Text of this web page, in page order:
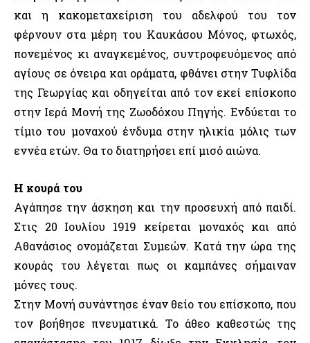
και η κακομεταχείριση του αδελφού του τον
φέρνουν στα μέρη του Καυκάσου Μόνος, φτωχός,
πονεμένος κι αναγκεμένος, συντροφευόμενος από
αγίους σε όνειρα και οράματα, φθάνει στην Τυφλίδα
της Γεωργίας και οδηγείται από τον εκεί επίσκοπο
στην Ιερά Μονή της Ζωοδόχου Πηγής. Ενδύεται το
τίμιο του μοναχού ένδυμα στην ηλικία μόλις των
εννέα ετών. Θα το διατηρήσει επί μισό αιώνα.
Η κουρά του
Αγάπησε την άσκηση και την προσευχή από παιδί.
Στις 20 Ιουλίου 1919 κείρεται μοναχός και από
Αθανάσιος ονομάζεται Συμεών. Κατά την ώρα της
κουράς του λέγεται πως οι καμπάνες σήμαιναν
μόνες τους.
Στην Μονή συνάντησε έναν θείο του επίσκοπο, που
τον βοήθησε πνευματικά. Το άθεο καθεστώς της